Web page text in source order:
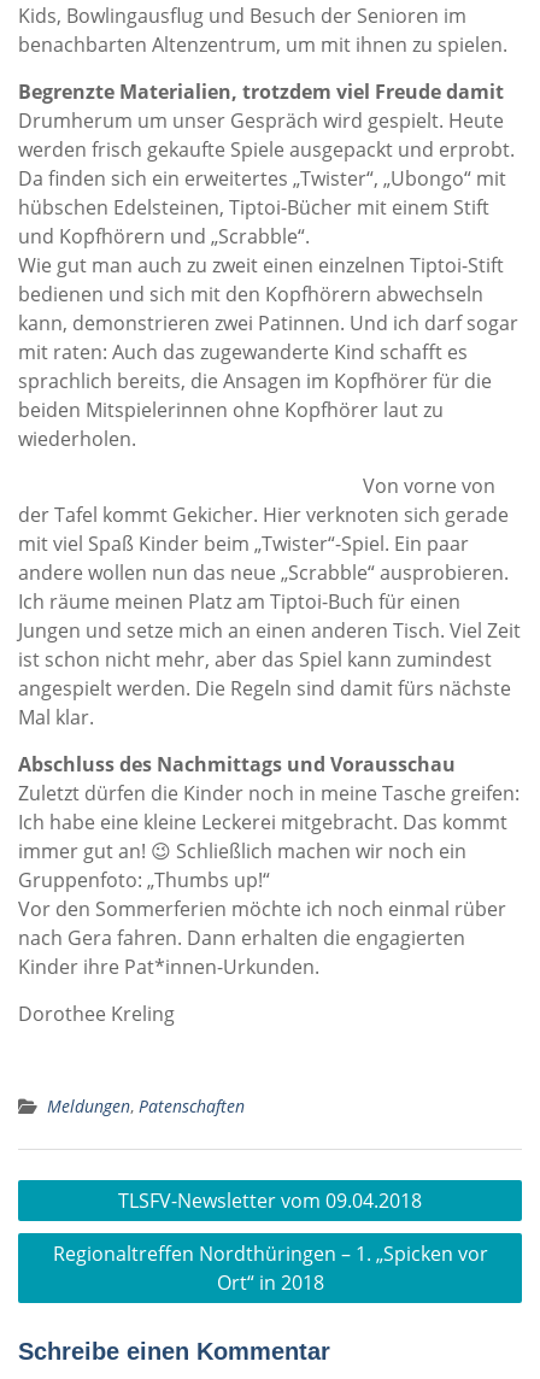
Kids, Bowlingausflug und Besuch der Senioren im
benachbarten Altenzentrum, um mit ihnen zu spielen.
Begrenzte Materialien, trotzdem viel Freude damit
Drumherum um unser Gespräch wird gespielt. Heute
werden frisch gekaufte Spiele ausgepackt und erprobt.
Da finden sich ein erweitertes „Twister“, „Ubongo“ mit
hübschen Edelsteinen, Tiptoi-Bücher mit einem Stift
und Kopfhörern und „Scrabble“.
Wie gut man auch zu zweit einen einzelnen Tiptoi-Stift
bedienen und sich mit den Kopfhörern abwechseln
kann, demonstrieren zwei Patinnen. Und ich darf sogar
mit raten: Auch das zugewanderte Kind schafft es
sprachlich bereits, die Ansagen im Kopfhörer für die
beiden Mitspielerinnen ohne Kopfhörer laut zu
wiederholen.
Von vorne von
der Tafel kommt Gekicher. Hier verknoten sich gerade
mit viel Spaß Kinder beim „Twister“-Spiel. Ein paar
andere wollen nun das neue „Scrabble“ ausprobieren.
Ich räume meinen Platz am Tiptoi-Buch für einen
Jungen und setze mich an einen anderen Tisch. Viel Zeit
ist schon nicht mehr, aber das Spiel kann zumindest
angespielt werden. Die Regeln sind damit fürs nächste
Mal klar.
Abschluss des Nachmittags und Vorausschau
Zuletzt dürfen die Kinder noch in meine Tasche greifen:
Ich habe eine kleine Leckerei mitgebracht. Das kommt
immer gut an! 😉 Schließlich machen wir noch ein
Gruppenfoto: „Thumbs up!“
Vor den Sommerferien möchte ich noch einmal rüber
nach Gera fahren. Dann erhalten die engagierten
Kinder ihre Pat*innen-Urkunden.
Dorothee Kreling
Meldungen, Patenschaften
Beitragsnavigation
TLSFV-Newsletter vom 09.04.2018
Regionaltreffen Nordthüringen – 1. „Spicken vor
Ort“ in 2018
Schreibe einen Kommentar